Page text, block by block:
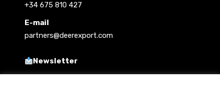
+34 675 810 427
E-mail
partners@deerexport.com
Newsletter